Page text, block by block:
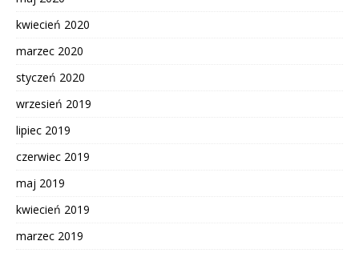
kwiecień 2020
marzec 2020
styczeń 2020
wrzesień 2019
lipiec 2019
czerwiec 2019
maj 2019
kwiecień 2019
marzec 2019